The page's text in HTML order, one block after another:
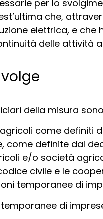
per lo
che,
elettrica, e
delle attività
della misura
come definiti
come definite dal
e/o società
civile e le
temporanee di
di